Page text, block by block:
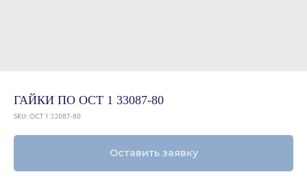
ГАЙКИ ПО ОСТ 1 33087-80
SKU: ОСТ 1 33087-80
Оставить заявку